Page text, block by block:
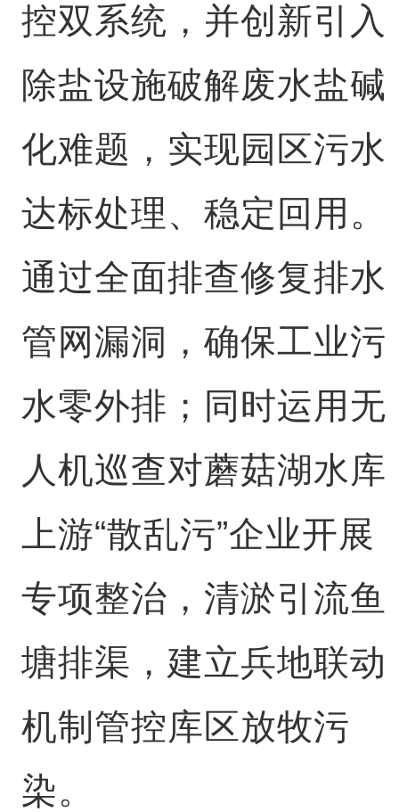
控双系统，并创新引入
除盐设施破解废水盐碱
化难题，实现园区污水
达标处理、稳定回用。
通过全面排查修复排水
管网漏洞，确保工业污
水零外排；同时运用无
人机巡查对蘑菇湖水库
上游“散乱污”企业开展
专项整治，清淤引流鱼
塘排渠，建立兵地联动
机制管控库区放牧污
染。